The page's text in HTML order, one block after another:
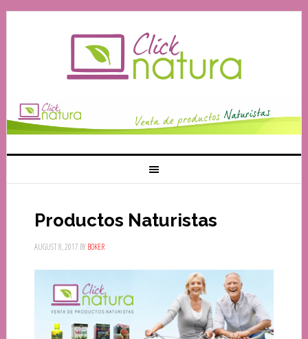
Productos Naturistas
AUGUST 8, 2017 BYBOKER